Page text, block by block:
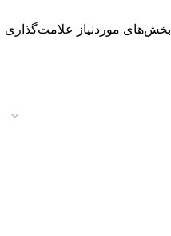
بخش‌های موردنیاز علامت‌گذاری